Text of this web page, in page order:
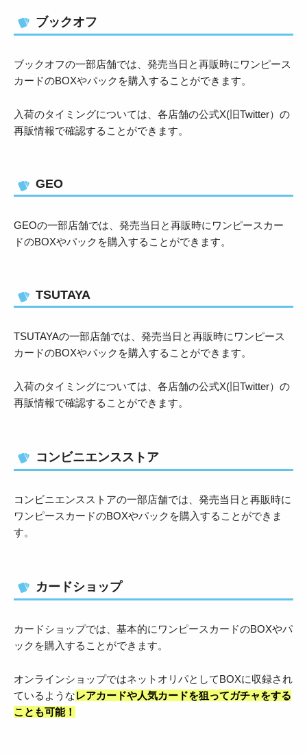
ブックオフ
ブックオフの一部店舗では、発売当日と再販時にワンピース
カードのBOXやパックを購入することができます。
入荷のタイミングについては、各店舗の公式X(旧Twitter）の
再販情報で確認することができます。
GEO
GEOの一部店舗では、発売当日と再販時にワンピースカー
ドのBOXやパックを購入することができます。
TSUTAYA
TSUTAYAの一部店舗では、発売当日と再販時にワンピース
カードのBOXやパックを購入することができます。
入荷のタイミングについては、各店舗の公式X(旧Twitter）の
再販情報で確認することができます。
コンビニエンスストア
コンビニエンスストアの一部店舗では、発売当日と再販時に
ワンピースカードのBOXやパックを購入することができま
す。
カードショップ
カードショップでは、基本的にワンピースカードのBOXやパ
ックを購入することができます。
オンラインショップではネットオリパとしてBOXに収録され
ているようなレアカードや人気カードを狙ってガチャをする
ことも可能！